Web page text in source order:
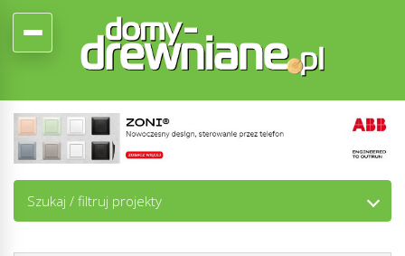
Szukaj / filtruj projekty